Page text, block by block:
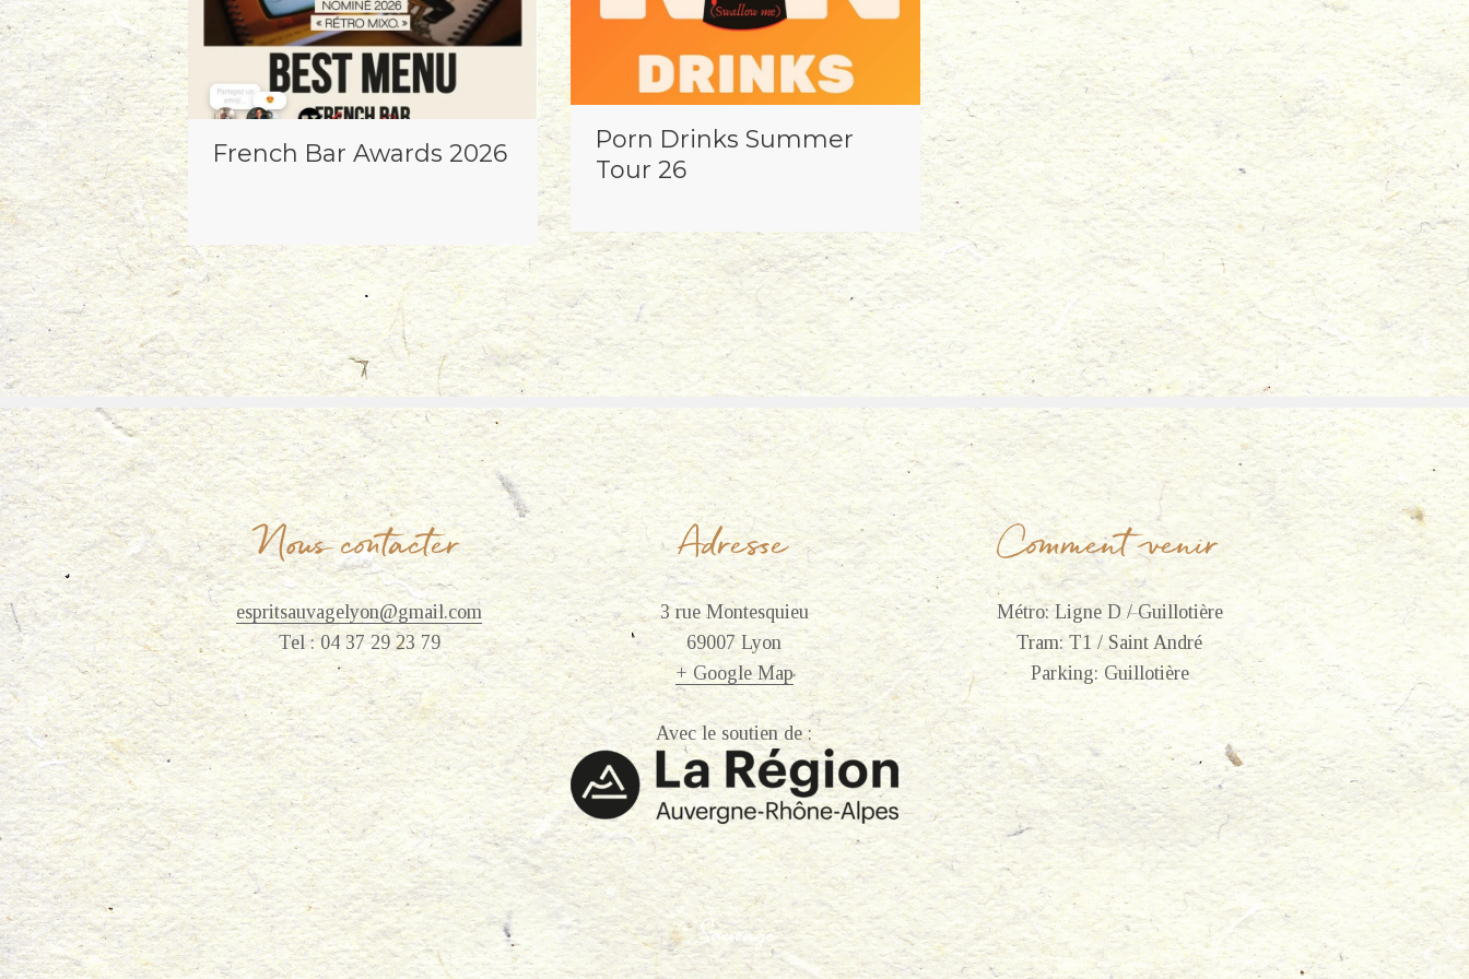
French Bar Awards 2026
Porn Drinks Summer
Tour 26
Nous contacter
espritsauvagelyon@gmail.com
Tel : 04 37 29 23 79
Adresse
3 rue Montesquieu
69007 Lyon
+ Google Map
Comment venir
Métro: Ligne D / Guillotière
Tram: T1 / Saint André
Parking: Guillotière
Avec le soutien de :